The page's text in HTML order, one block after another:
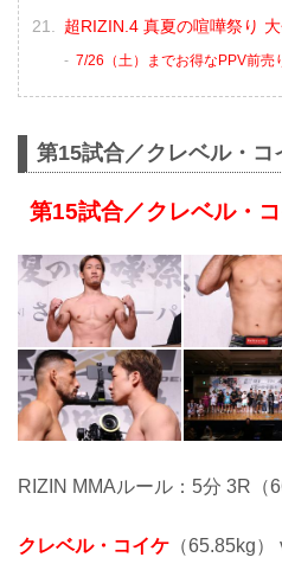
超RIZIN.4 真夏の喧嘩祭り
7/26（土）までお得なPPV前売
第15試合／クレベル・
第15試合／クレベル・
RIZIN MMAルール：5分 3R（
クレベル・コイケ （65.85kg）